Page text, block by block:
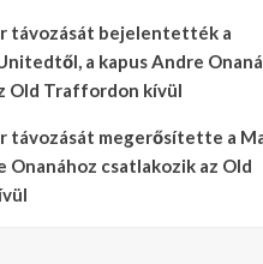
távozását bejelentették a
a kapus Andre
Old Traffordon kívül
távozását megerősítette a
Onanához csatlakozik az Old